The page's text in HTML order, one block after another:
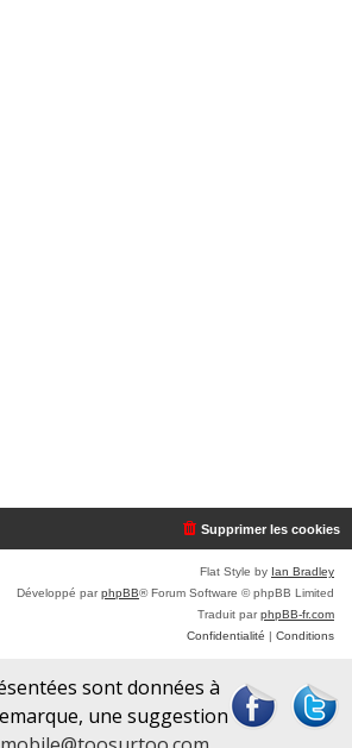
Supprimer les cookies
Flat Style by Ian Bradley
Développé parphpBB® Forum Software © phpBB Limited
Traduit parphpBB-fr.com
Confidentialité | Conditions
sont données à
une suggestion